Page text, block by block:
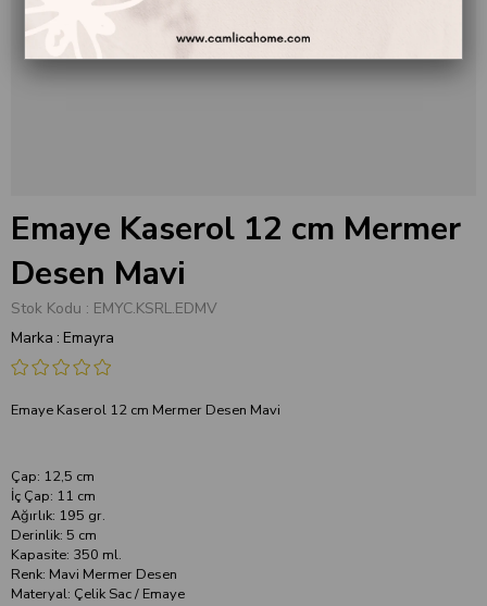
Emaye Kaserol 12 cm Mermer
Desen Mavi
Stok Kodu
EMYC.KSRL.EDMV
Marka : Emayra
Emaye Kaserol 12 cm Mermer Desen Mavi
Çap: 12,5 cm
İç Çap: 11 cm
Ağırlık: 195 gr.
Derinlik: 5 cm
Kapasite: 350 ml.
Renk: Mavi Mermer Desen
Materyal: Çelik Sac / Emaye